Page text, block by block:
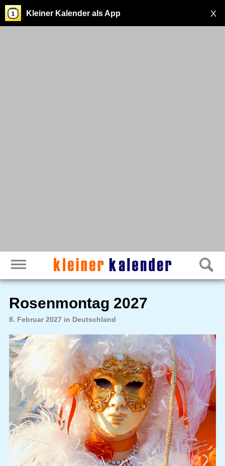
X
Kleiner Kalender als App
Rosenmontag 2027
8. Februar 2027 in Deutschland